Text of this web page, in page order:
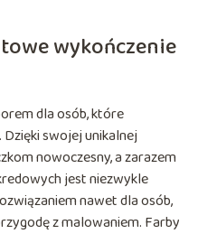
wykończenie
dla osób, które
swojej unikalnej
nowoczesny, a zarazem
jest niezwykle
nawet dla osób,
z malowaniem. Farby